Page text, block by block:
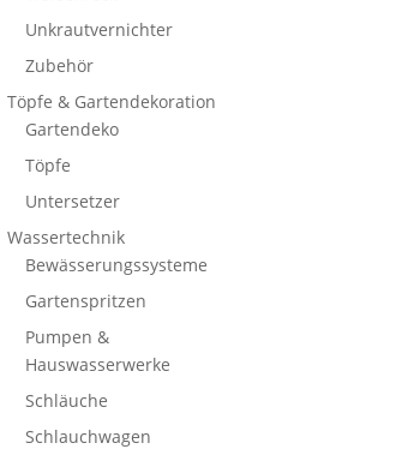
Unkrautvernichter
Zubehör
Töpfe & Gartendekoration
Gartendeko
Töpfe
Untersetzer
Wassertechnik
Bewässerungssysteme
Gartenspritzen
Pumpen &
Hauswasserwerke
Schläuche
Schlauchwagen